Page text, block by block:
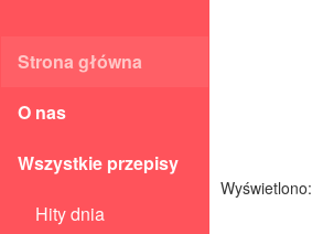
Strona główna
O nas
Wszystkie przepisy
Hity dnia
Wyświetlono: